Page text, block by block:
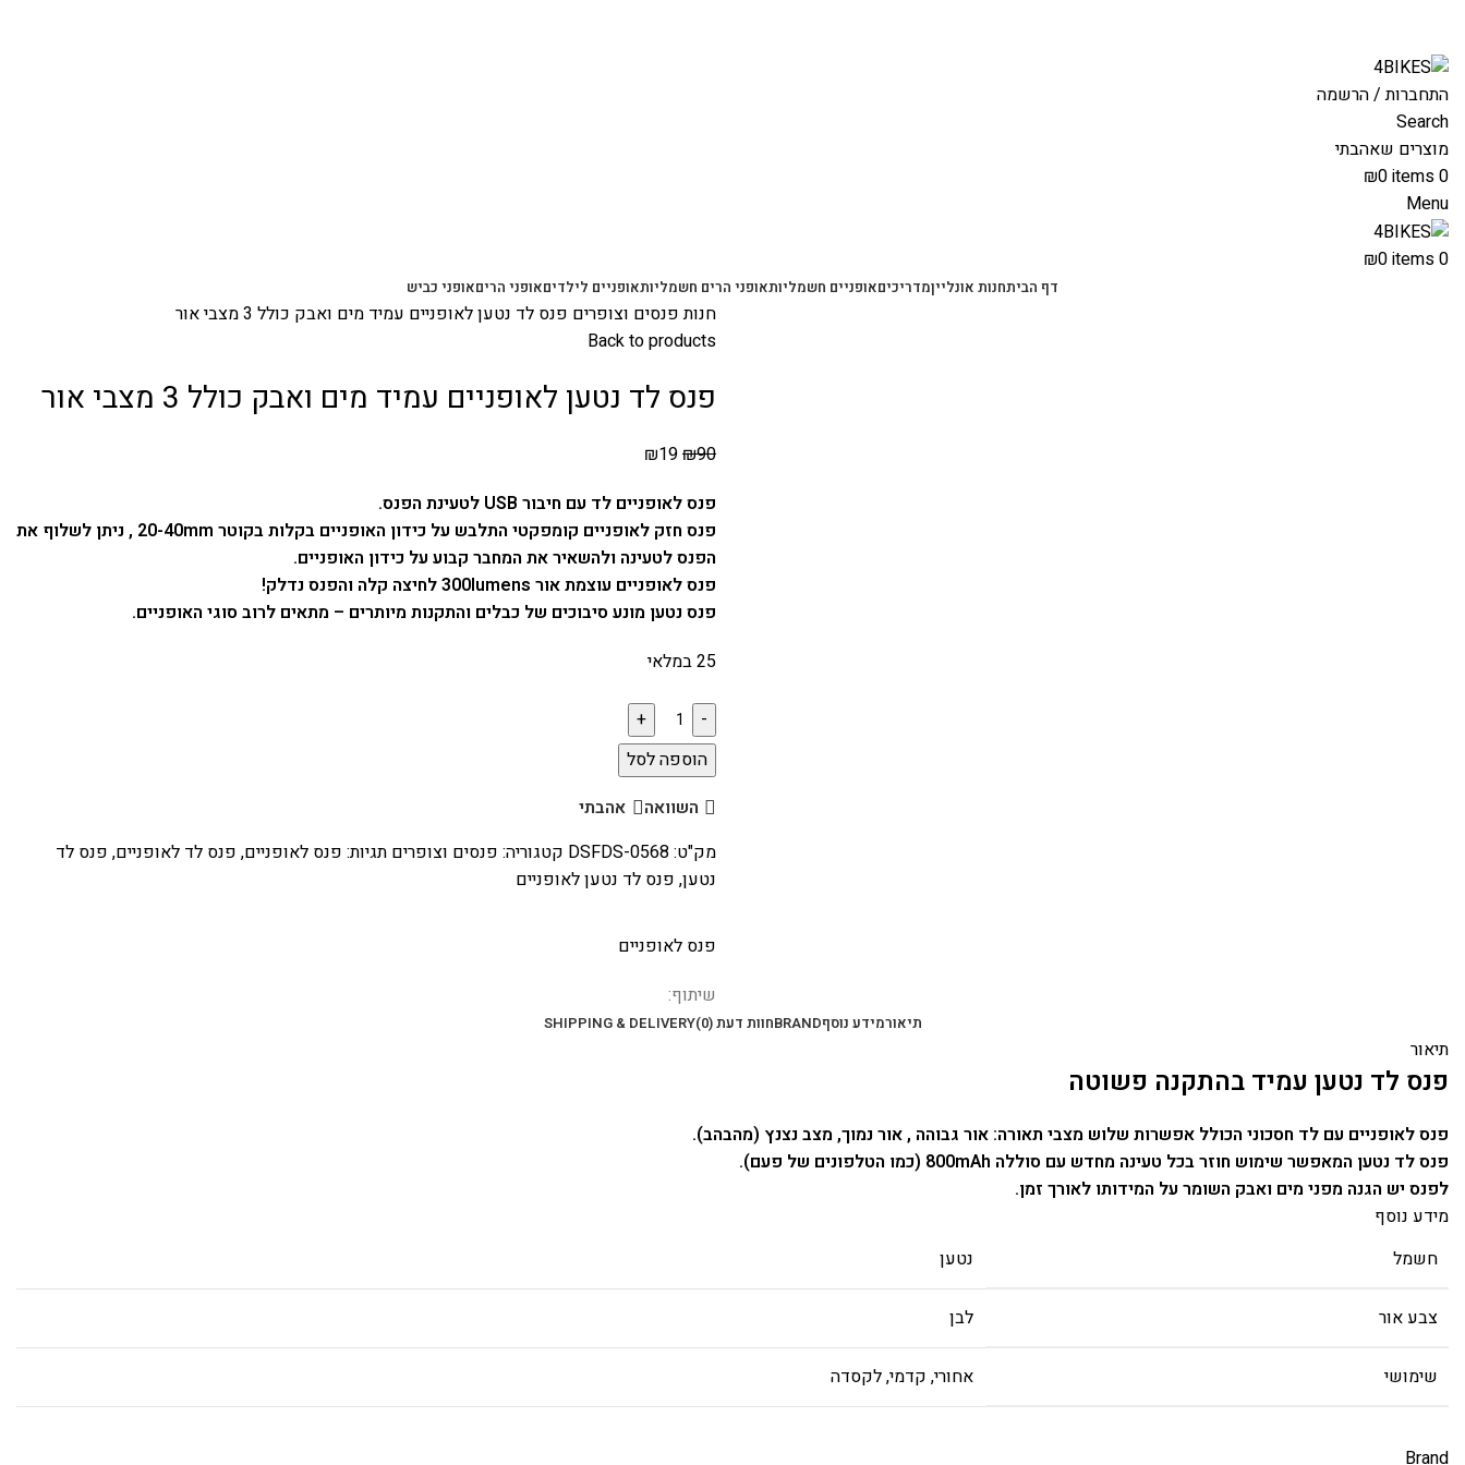
התחברות / הרשמה
Search
מוצרים שאהבתי
0
items
₪0
Menu
0
items
₪0
דף הביתחנות אונלייןמדריכיםאופניים חשמליותאופני הרים חשמליותאופניים לילדיםאופני הריםאופני כביש
חנותפנסים וצופרים פנס לד נטען לאופניים עמיד מים ואבק כולל 3 מצבי אור
Back to products
פנס לד נטען לאופניים עמיד מים ואבק כולל 3 מצבי אור
₪90
₪19
פנס לאופניים לד עם חיבור USB לטעינת הפנס.
פנס חזק לאופניים קומפקטי התלבש על כידון האופניים בקלות בקוטר 20-40mm , ניתן לשלוף את
הפנס לטעינה ולהשאיר את המחבר קבוע על כידון האופניים.
פנס לאופניים עוצמת אור 300lumens לחיצה קלה והפנס נדלק!
פנס נטען מונע סיבוכים של כבלים והתקנות מיותרים – מתאים לרוב סוגי האופניים.
25 במלאי
הוספה לסל
השוואה
אהבתי
מק"ט:DSFDS-0568 קטגוריה: פנסים וצופרים תגיות: פנס לאופניים, פנס לד לאופניים, פנס לד
נטען, פנס לד נטען לאופניים
פנס לאופניים
שיתוף:
תיאורמידע נוסףBRANDחוות דעת (0) SHIPPING & DELIVERY
תיאור
פנס לד נטען עמיד בהתקנה פשוטה
פנס לאופניים עם לד חסכוני הכולל אפשרות שלוש מצבי תאורה: אור גבוהה , אור נמוך, מצב נצנץ (מהבהב).
פנס לד נטען המאפשר שימוש חוזר בכל טעינה מחדש עם סוללה 800mAh (כמו הטלפונים של פעם).
לפנס יש הגנה מפני מים ואבק השומר על המידותו לאורך זמן.
מידע נוסף
חשמל
נטען
צבע אור לבן
שימושי אחורי, קדמי, לקסדה
Brand